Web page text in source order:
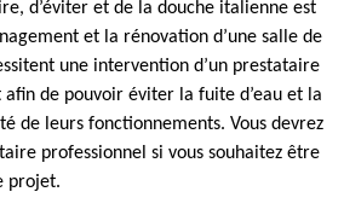
d’éviter et de la douche italienne est
et la rénovation d’une salle de
une intervention d’un prestataire
de pouvoir éviter la fuite d’eau et la
de leurs fonctionnements. Vous devrez
professionnel si vous souhaitez être
projet.